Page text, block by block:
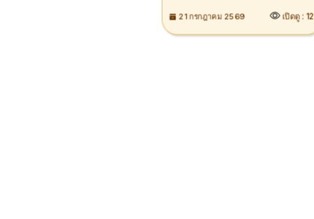
21 กรกฎาคม 2569 เปิดดู : 12